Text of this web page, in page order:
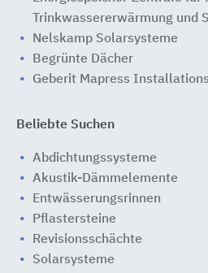
Trinkwassererwärmung und
Nelskamp Solarsysteme
Begrünte Dächer
Geberit Mapress
Beliebte Suchen
Abdichtungssysteme
Akustik-Dämmelemente
Entwässerungsrinnen
Pflastersteine
Revisionsschächte
Solarsysteme